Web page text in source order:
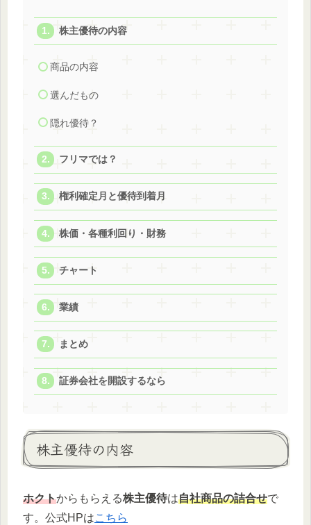
株主優待の内容
商品の内容
選んだもの
隠れ優待？
フリマでは？
権利確定月と優待到着月
株価・各種利回り・財務
チャート
業績
まとめ
証券会社を開設するなら
株主優待の内容
ホクトからもらえる株主優待は自社商品の詰合せで
す。公式HPはこちら